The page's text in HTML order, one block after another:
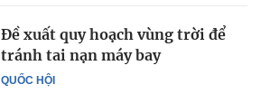
QUỐC HỘI
Đề xuất quy hoạch vùng trời để
tránh tai nạn máy bay